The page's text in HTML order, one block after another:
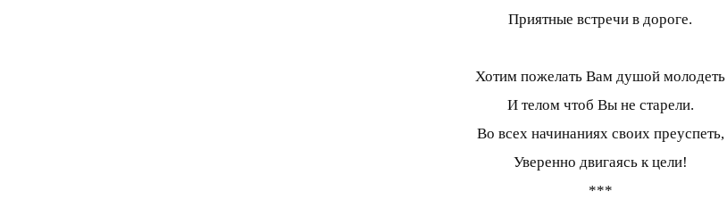
Приятные встречи в дороге.
Хотим пожелать Вам душой молодеть
И телом чтоб Вы не старели.
Во всех начинаниях своих преуспеть,
Уверенно двигаясь к цели!
***